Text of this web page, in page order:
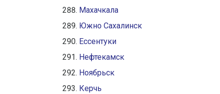
Махачкала
Южно Сахалинск
Ессентуки
Нефтекамск
Ноябрьск
Керчь